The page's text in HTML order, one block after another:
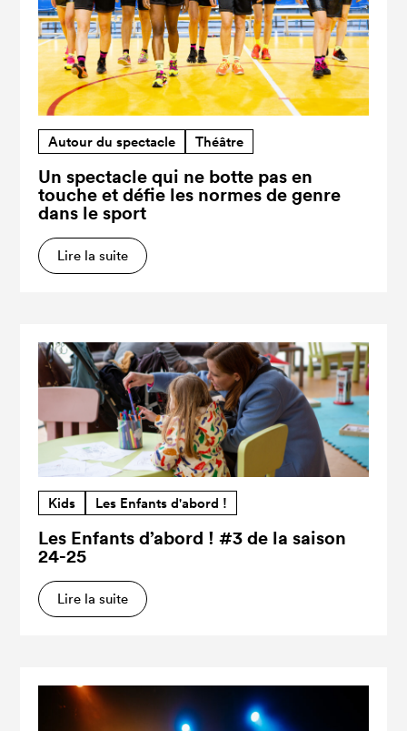
Autour du spectacle Théâtre
Un spectacle qui ne botte pas en
touche et défie les normes de genre
dans le sport
Lire la suite
Kids Les Enfants d'abord !
Les Enfants d’abord ! #3 de la saison
24-25
Lire la suite